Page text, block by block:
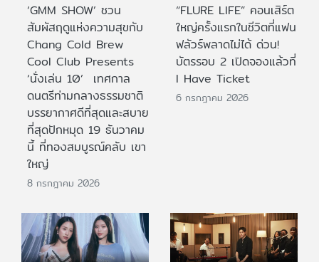
‘GMM SHOW’ ชวน
สัมผัสฤดูแห่งความสุขกับ
Chang Cold Brew
Cool Club Presents
‘นั่งเล่น 10’ เทศกาล
ดนตรีท่ามกลางธรรมชาติ
บรรยากาศดีที่สุดและสบาย
ที่สุดปักหมุด 19 ธันวาคม
นี้ ที่ทองสมบูรณ์คลับ เขา
ใหญ่
8 กรกฎาคม 2026
“FLURE LIFE” คอนเสิร์ต
ใหญ่ครั้งแรกในชีวิตที่แฟน
ฟลัวร์พลาดไม่ได้ ด่วน!
บัตรรอบ 2 เปิดจองแล้วที่
I Have Ticket
6 กรกฎาคม 2026